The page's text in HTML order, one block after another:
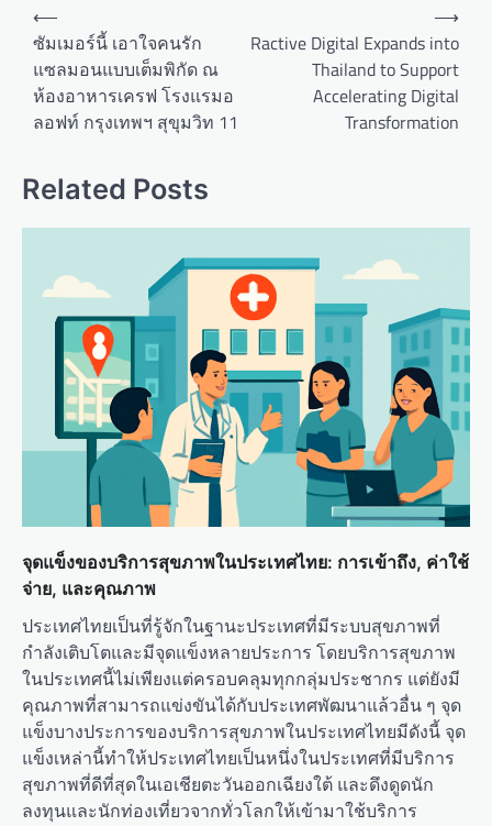
a
n
⟵
ซัมเมอร์นี้ เอาใจคนรัก
แซลมอนแบบเต็มพิกัด ณ
ห้องอาหารเครฟ โรงแรมอ
ลอฟท์ กรุงเทพฯ สุขุมวิท 11
Ractive Digital Expands into
Thailand to Support
Accelerating Digital
Transformation
⟶
Related Posts
จุดแข็งของบริการสุขภาพในประเทศไทย: การเข้าถึง, ค่าใช้
จ่าย, และคุณภาพ
ประเทศไทยเป็นที่รู้จักในฐานะประเทศที่มีระบบสุขภาพที่
กำลังเติบโตและมีจุดแข็งหลายประการ โดยบริการสุขภาพ
ในประเทศนี้ไม่เพียงแต่ครอบคลุมทุกกลุ่มประชากร แต่ยังมี
คุณภาพที่สามารถแข่งขันได้กับประเทศพัฒนาแล้วอื่น ๆ จุด
แข็งบางประการของบริการสุขภาพในประเทศไทยมีดังนี้ จุด
แข็งเหล่านี้ทำให้ประเทศไทยเป็นหนึ่งในประเทศที่มีบริการ
สุขภาพที่ดีที่สุดในเอเชียตะวันออกเฉียงใต้ และดึงดูดนัก
ลงทุนและนักท่องเที่ยวจากทั่วโลกให้เข้ามาใช้บริการ